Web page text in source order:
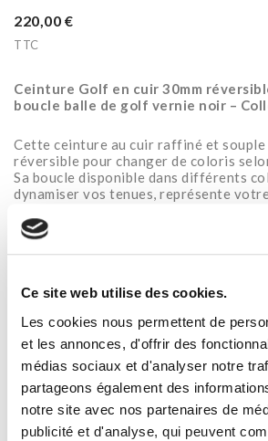
Ce site web utilise des cookies.
Les cookies nous permettent de
et les annonces, d'offrir des
médias sociaux et d'analyser notre
partageons également des
notre site avec nos partenaires de
publicité et d'analyse, qui peuvent
220,00 €
TTC
Ceinture Golf en cuir 30mm
boucle balle de golf vernie noir –
Cette ceinture au cuir raffiné et
réversible pour changer de coloris
Sa boucle disponible dans différents
dynamiser vos tenues, représente
Elle s’associe parfaitement à votre
votre tenue de ville.
du golf, nous utilisons un cuir de
d’un côté et grainé de l’autre.
Taille spécifique à la demande –
info@decayeuxparis.com
GRILLE DES TAILLES